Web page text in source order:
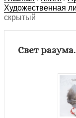
Художественная
скрытый
Свет